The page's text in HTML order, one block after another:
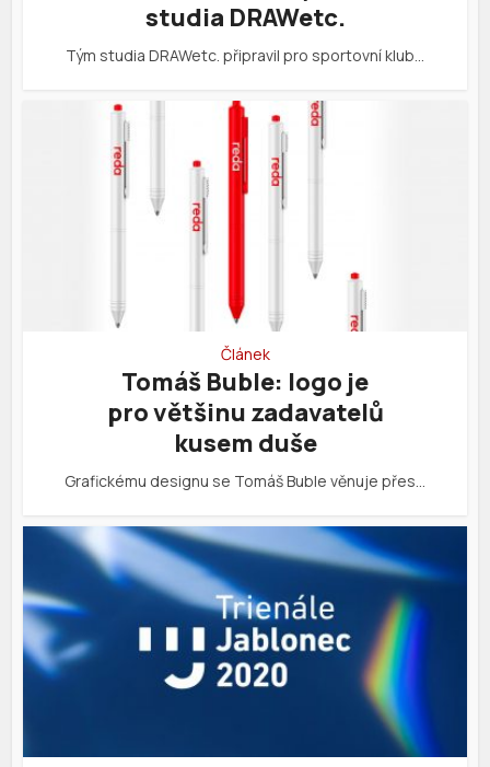
studia DRAWetc.
Tým studia DRAWetc. připravil pro sportovní klub…
Článek
Tomáš Buble: logo je
pro většinu zadavatelů
kusem duše
Grafickému designu se Tomáš Buble věnuje přes…